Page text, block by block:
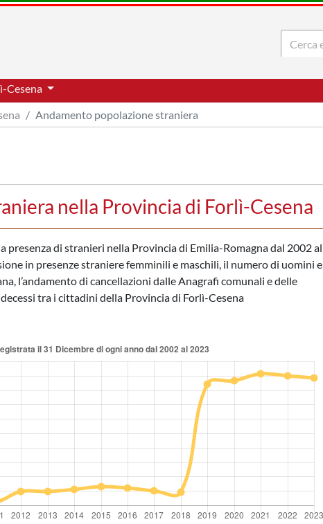
Cesena
Andamento popolazione straniera
nella Provincia di Forlì-Cesena
di stranieri nella Provincia di Emilia-Romagna dal 2002 al
in presenze straniere femminili e maschili, il numero di uomini e
l’andamento di cancellazioni dalle Anagrafi comunali e delle
tra i cittadini della Provincia di Forlì-Cesena